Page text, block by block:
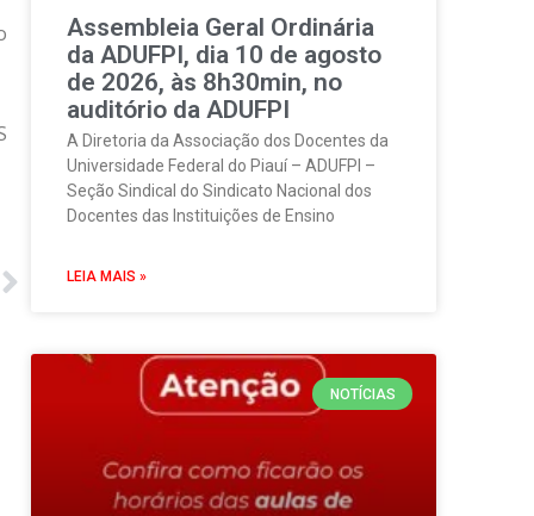
Assembleia Geral Ordinária
da ADUFPI, dia 10 de agosto
de 2026, às 8h30min, no
auditório da ADUFPI
A Diretoria da Associação dos Docentes da
Universidade Federal do Piauí – ADUFPI –
Seção Sindical do Sindicato Nacional dos
Docentes das Instituições de Ensino
LEIA MAIS »
NOTÍCIAS